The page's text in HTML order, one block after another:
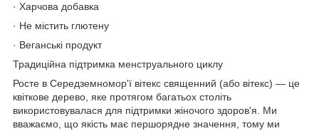
· Харчова добавка
· Не містить глютену
· Веганські продукт
Традиційна підтримка менструального циклу
Росте в Середземномор'ї вітекс священний (або вітекс) — це
квіткове дерево, яке протягом багатьох століть
використовувалася для підтримки жіночого здоров'я. Ми
вважаємо, що якість має першорядне значення, тому ми